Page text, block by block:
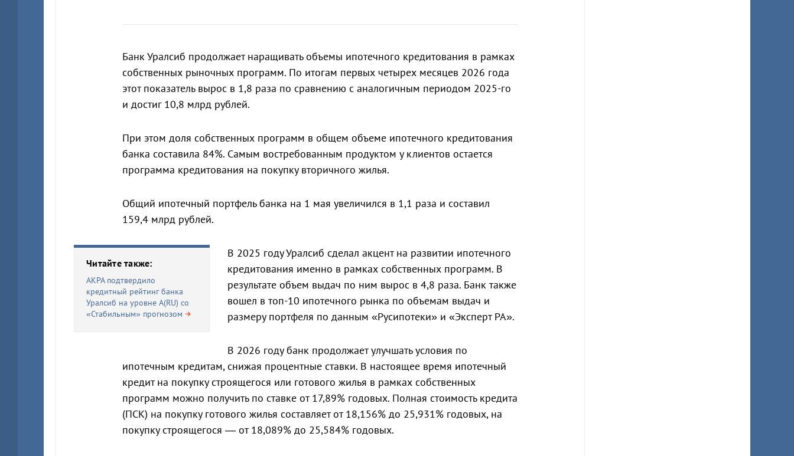
Банк Уралсиб продолжает наращивать объемы ипотечного кредитования в рамках
собственных рыночных программ. По итогам первых четырех месяцев 2026 года
этот показатель вырос в 1,8 раза по сравнению с аналогичным периодом 2025-го
и достиг 10,8 млрд рублей.
При этом доля собственных программ в общем объеме ипотечного кредитования
банка составила 84%. Самым востребованным продуктом у клиентов остается
программа кредитования на покупку вторичного жилья.
Общий ипотечный портфель банка на 1 мая увеличился в 1,1 раза и составил
159,4 млрд рублей.
Читайте также:
АКРА подтвердило
кредитный рейтинг банка
Уралсиб на уровне А(RU) со
«Стабильным» прогнозом
В 2025 году Уралсиб сделал акцент на развитии ипотечного
кредитования именно в рамках собственных программ. В
результате объем выдач по ним вырос в 4,8 раза. Банк также
вошел в топ-10 ипотечного рынка по объемам выдач и
размеру портфеля по данным «Русипотеки» и «Эксперт РА».
В 2026 году банк продолжает улучшать условия по
ипотечным кредитам, снижая процентные ставки. В настоящее время ипотечный
кредит на покупку строящегося или готового жилья в рамках собственных
программ можно получить по ставке от 17,89% годовых. Полная стоимость кредита
(ПСК) на покупку готового жилья составляет от 18,156% до 25,931% годовых, на
покупку строящегося — от 18,089% до 25,584% годовых.